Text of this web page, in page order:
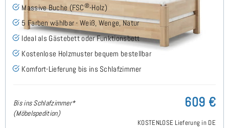
Massive Buche (FSC®-Holz)
5 Farben wählbar - Weiß, Wenge, Natur
Ideal als Gästebett oder Funktionsbett
Kostenlose Holzmuster bequem bestellbar
Komfort-Lieferung bis ins Schlafzimmer
Bis ins Schlafzimmer*
(Möbelspedition)
609 €
KOSTENLOSE Lieferung in DE